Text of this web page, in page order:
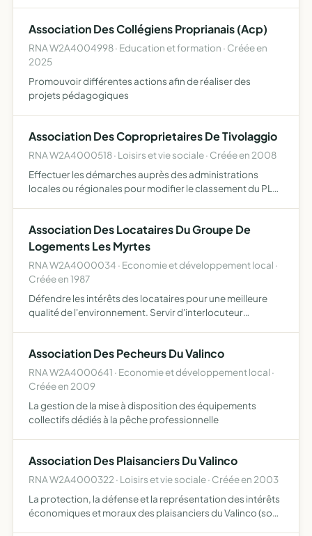
Sart…
Association Des Collégiens Proprianais (Acp)
RNA W2A4004998 · Education et formation · Créée en
2025
Promouvoir différentes actions afin de réaliser des
projets pédagogiques
Association Des Coproprietaires De Tivolaggio
RNA W2A4000518 · Loisirs et vie sociale · Créée en 2008
Effectuer les démarches auprès des administrations
locales ou régionales pour modifier le classement du PLU
AU voi…
Association Des Locataires Du Groupe De
Logements Les Myrtes
RNA W2A4000034 · Economie et développement local ·
Créée en 1987
Défendre les intérêts des locataires pour une meilleure
qualité de l'environnement. Servir d'interlocuteur
Association Des Pecheurs Du Valinco
RNA W2A4000641 · Economie et développement local ·
Créée en 2009
La gestion de la mise à disposition des équipements
collectifs dédiés à la pêche professionnelle
Association Des Plaisanciers Du Valinco
RNA W2A4000322 · Loisirs et vie sociale · Créée en 2003
La protection, la défense et la représentation des intérêts
économiques et moraux des plaisanciers du Valinco (sous